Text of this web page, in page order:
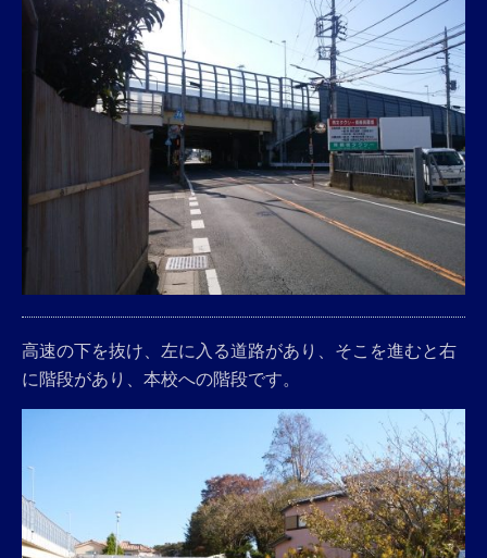
高速の下を抜け、左に入る道路があり、そこを進むと右
に階段があり、本校への階段です。